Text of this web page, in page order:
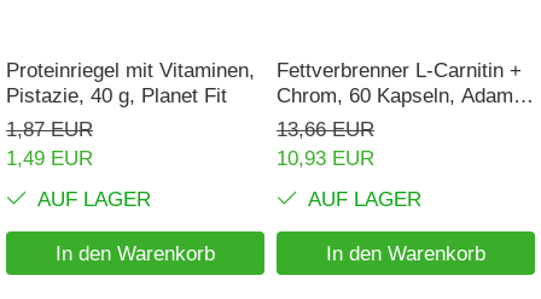
Proteinriegel mit Vitaminen,
Pistazie, 40 g, Planet Fit
1,87 EUR
1,49 EUR
AUF LAGER
In den Warenkorb
Fettverbrenner L-Carnitin +
Chrom, 60 Kapseln, Adams
Supplements
13,66 EUR
10,93 EUR
AUF LAGER
In den Warenkorb